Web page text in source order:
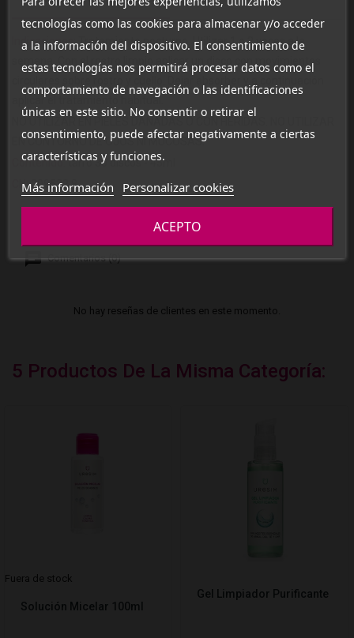
Indicaciones:Tratamiento nocturno. Utilizar 1 o 2 veces a la
semana. Con el rostro limpio aplicar un disco con movimientos
aplicar el tratamiento habitual.
EN CONTORNO DE OJOS NI MUCOSAS.
Contenido: tarro 30 discos - 45ml
CN:209532.8
Comentarios (0)
No hay reseñas de clientes en este momento.
5 Productos De La Misma Categoría:
Fuera de stock
Solución Micelar 100ml
Gel Limpiador Purificante
tecnologías como las cookies para almacenar y/o acceder
a la información del dispositivo. El consentimiento de
estas tecnologías nos permitirá procesar datos como el
comportamiento de navegación o las identificaciones
únicas en este sitio. No consentir o retirar el
consentimiento, puede afectar negativamente a ciertas
características y funciones.
Más información Personalizar cookies
ACEPTO